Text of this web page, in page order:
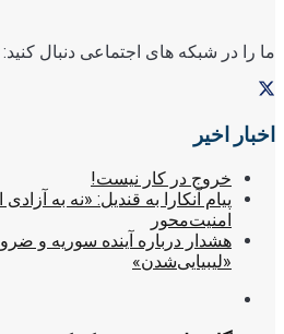
ما را در شبکه های اجتماعی دنبال کنید:
اخبار اخیر
خروج در کار نیست!
پیام آنکارا به قندیل: «نه به
امنیت‌محور
هشدار درباره آینده سوریه و
«لیبیایی‌شدن»